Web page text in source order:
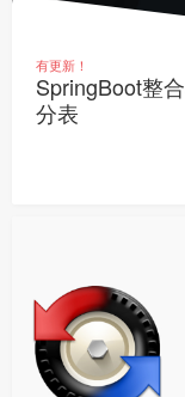
有更新！
SpringBoot整
分表